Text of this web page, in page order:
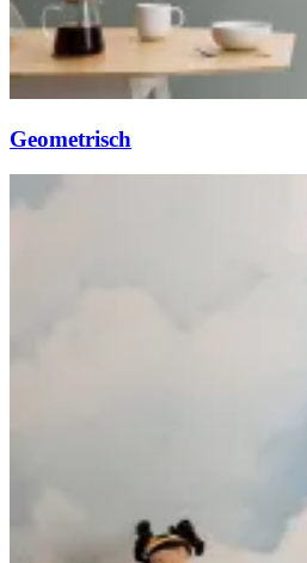
Geometrisch